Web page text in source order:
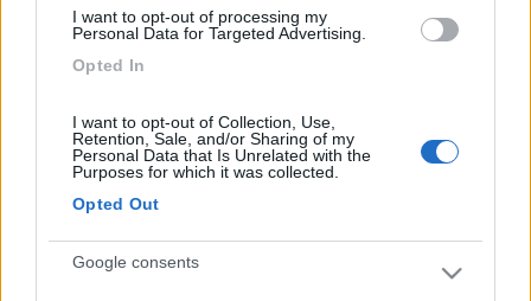
I want to opt-out of processing my
Personal Data for Targeted Advertising.
Opted In
I want to opt-out of Collection, Use,
Retention, Sale, and/or Sharing of my
Personal Data that Is Unrelated with the
Purposes for which it was collected.
Opted Out
Google consents
esserci?
masivo
Inserito il17/07/2009 alle:15:05:13
Stacca la BM e verifica se ai poli staccati c'è corrente, se c'è
vuol dire che attraverso l'autoradio, hai collegato la BS alla
BM,oppure le hai collegate col diodo-parallelatore. Un consiglio: